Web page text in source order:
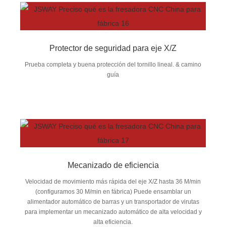
Protector de seguridad para eje X/Z
Prueba completa y buena protección del tornillo lineal. & camino
guía
Mecanizado de eficiencia
Velocidad de movimiento más rápida del eje X/Z hasta 36 M/min
(configuramos 30 M/min en fábrica) Puede ensamblar un
alimentador automático de barras y un transportador de virutas
para implementar un mecanizado automático de alta velocidad y
alta eficiencia.